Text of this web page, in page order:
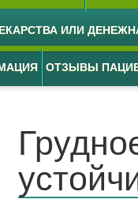
ИЛИ
ОТЗЫВЫ